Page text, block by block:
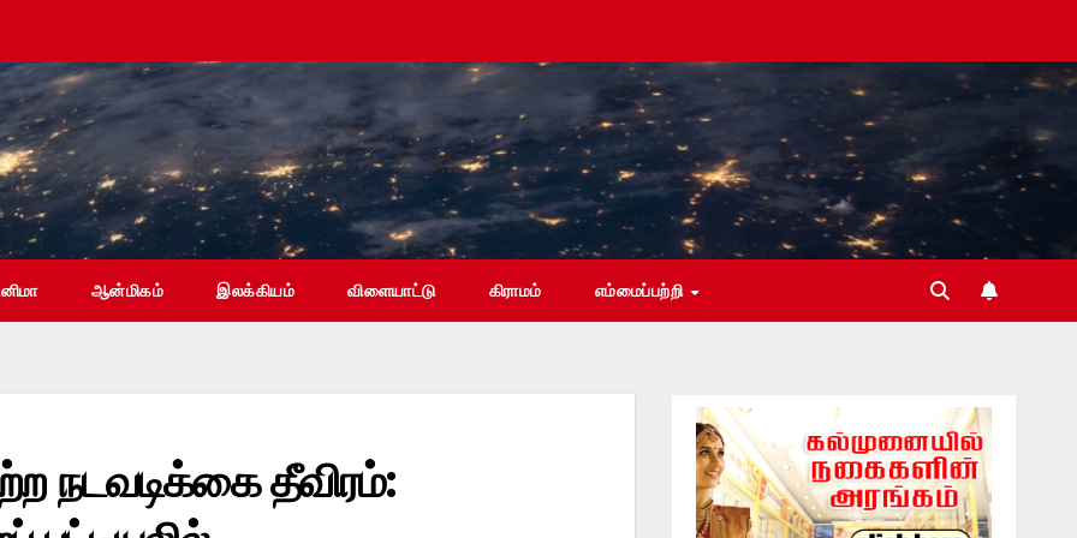
ஆன்மிகம் இலக்கியம் விளையாட்டு கிராமம் எம்மைப்பற்றி
நடவடிக்கை தீவிரம்: